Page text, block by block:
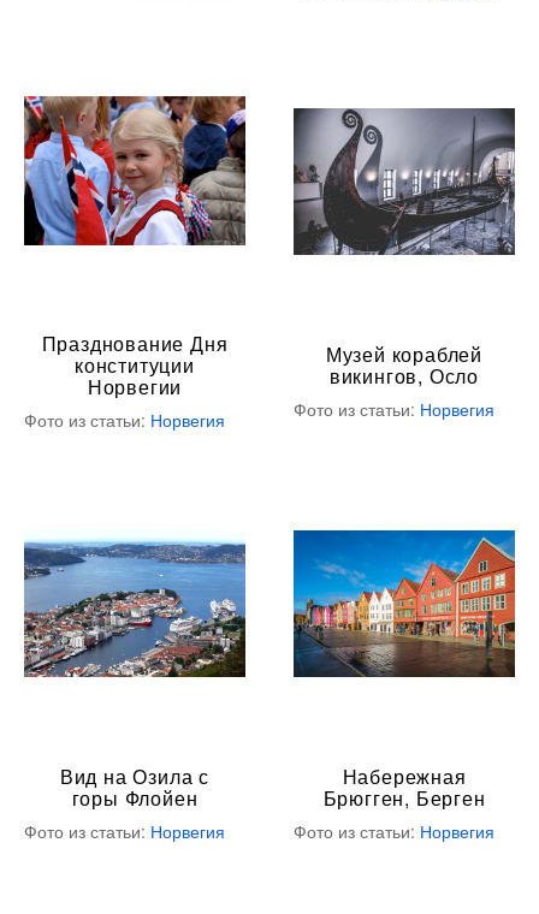
Празднование Дня
конституции
Норвегии
Фото из статьи: Норвегия
Музей кораблей
викингов, Осло
Фото из статьи: Норвегия
Вид на Озила с
горы Флойен
Фото из статьи: Норвегия
Набережная
Брюгген, Берген
Фото из статьи: Норвегия